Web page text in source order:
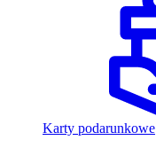
Karty podarunkowe